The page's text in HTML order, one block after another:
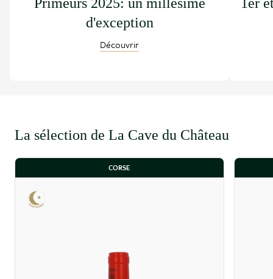
Primeurs 2025: un millésime
d'exception
Découvrir
1er
La sélection de La Cave du Château
CORSE